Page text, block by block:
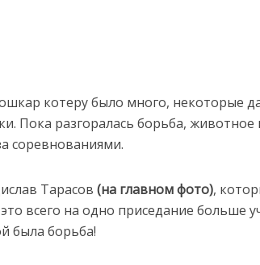
котеру было много, некоторые
Пока разгоралась борьба,
соревнованиями.
Тарасов (на главном фото),
всего на одно приседание больше
была борьба!